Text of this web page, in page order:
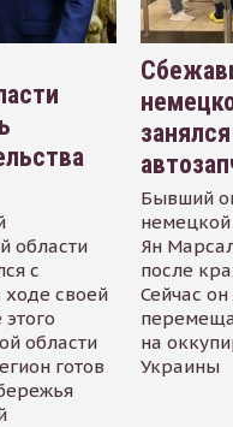
области
с
своей
области
готов
Бывший
Ян
после
Сейчас
на
Украины